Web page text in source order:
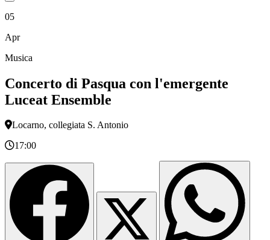
05
Apr
Musica
Concerto di Pasqua con l'emergente
Luceat Ensemble
Locarno, collegiata S. Antonio
17:00